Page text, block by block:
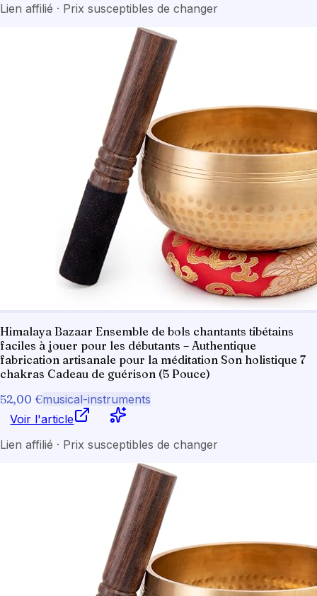
Lien affilié · Prix susceptibles de changer
Himalaya Bazaar Ensemble de bols chantants tibétains
faciles à jouer pour les débutants – Authentique
fabrication artisanale pour la méditation Son holistique 7
chakras Cadeau de guérison (5 Pouce)
52,00 €musical-instruments
Voir l'article
Lien affilié · Prix susceptibles de changer